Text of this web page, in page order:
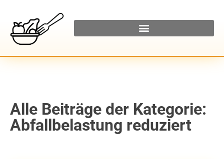
Alle Beiträge der Kategorie:
Abfallbelastung reduziert